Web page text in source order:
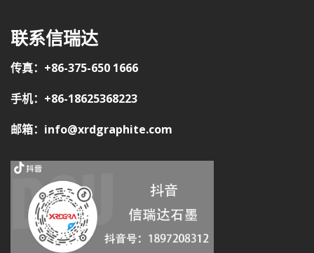
联系信瑞达
传真：+86-375-650 1666
手机：+86-18625368223
邮箱：info@xrdgraphite.com